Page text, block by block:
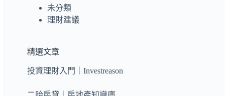
未分類
理財建議
精選文章
投資理財入門｜Investreason